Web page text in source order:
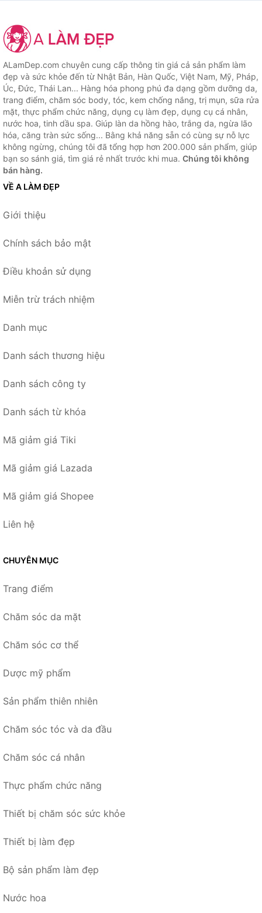
ALamDep.com chuyên cung cấp thông tin giá cả sản phẩm làm
đẹp và sức khỏe đến từ Nhật Bản, Hàn Quốc, Việt Nam, Mỹ, Pháp,
Úc, Đức, Thái Lan... Hàng hóa phong phú đa dạng gồm dưỡng da,
trang điểm, chăm sóc body, tóc, kem chống nắng, trị mụn, sữa rửa
mặt, thực phẩm chức năng, dụng cụ làm đẹp, dụng cụ cá nhân,
nước hoa, tinh dầu spa. Giúp làn da hồng hào, trắng da, ngừa lão
hóa, căng tràn sức sống... Bằng khả năng sẵn có cùng sự nỗ lực
không ngừng, chúng tôi đã tổng hợp hơn 200.000 sản phẩm, giúp
bạn so sánh giá, tìm giá rẻ nhất trước khi mua. Chúng tôi không
bán hàng.
VỀ A LÀM ĐẸP
Giới thiệu
Chính sách bảo mật
Điều khoản sử dụng
Miễn trừ trách nhiệm
Danh mục
Danh sách thương hiệu
Danh sách công ty
Danh sách từ khóa
Mã giảm giá Tiki
Mã giảm giá Lazada
Mã giảm giá Shopee
Liên hệ
CHUYÊN MỤC
Trang điểm
Chăm sóc da mặt
Chăm sóc cơ thể
Dược mỹ phẩm
Sản phẩm thiên nhiên
Chăm sóc tóc và da đầu
Chăm sóc cá nhân
Thực phẩm chức năng
Thiết bị chăm sóc sức khỏe
Thiết bị làm đẹp
Bộ sản phẩm làm đẹp
Nước hoa